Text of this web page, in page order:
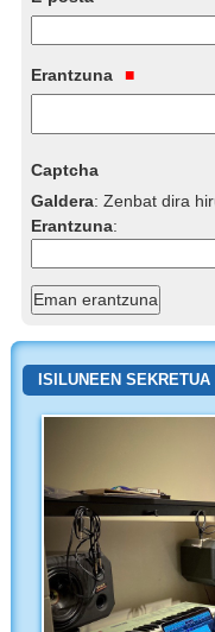
Erantzuna
Captcha
Galdera:Zenbat dira
Erantzuna:
ISILUNEEN SEKRETUA